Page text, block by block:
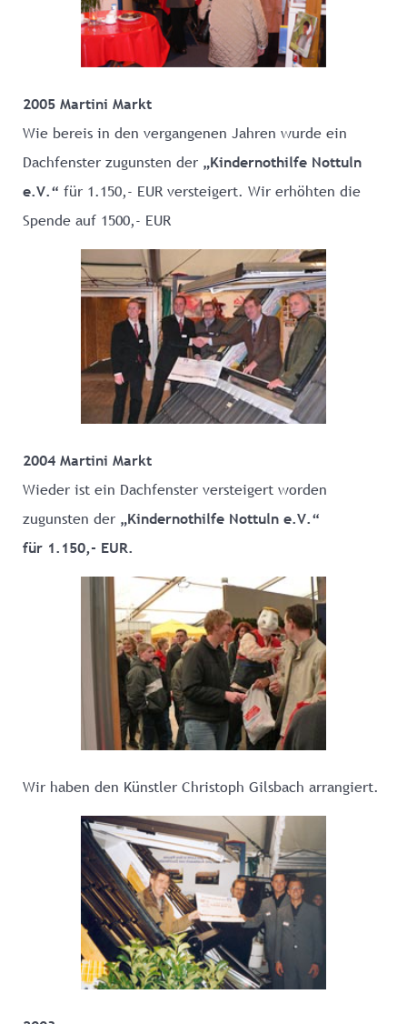
2005 Martini Markt
Wie bereis in den vergangenen Jahren wurde ein
Dachfenster zugunsten der „Kindernothilfe Nottuln
e.V.“ für 1.150,- EUR versteigert. Wir erhöhten die
Spende auf 1500,- EUR
2004 Martini Markt
Wieder ist ein Dachfenster versteigert worden
zugunsten der „Kindernothilfe Nottuln e.V.“
für 1.150,- EUR.
Wir haben den Künstler Christoph Gilsbach arrangiert.